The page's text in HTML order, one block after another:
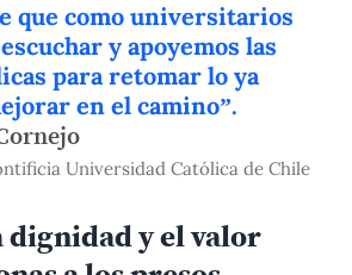
que como universitarios
y apoyemos las
para retomar lo ya
en el camino”.
Universidad Católica de Chile
dignidad y el valor